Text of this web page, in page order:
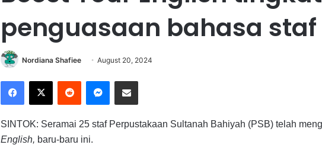
penguasaan bahasa staf
Nordiana Shafiee August 20, 2024
SINTOK: Seramai 25 staf Perpustakaan Sultanah Bahiyah (PSB) telah
English, baru-baru ini.